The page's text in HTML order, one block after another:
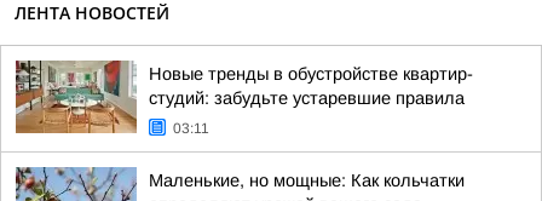
ЛЕНТА НОВОСТЕЙ
Новые тренды в обустройстве квартир-
студий: забудьте устаревшие правила
03:11
Маленькие, но мощные: Как кольчатки